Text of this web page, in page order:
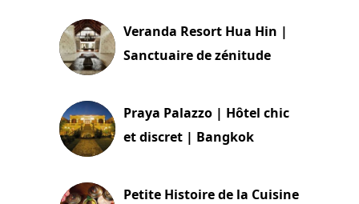
Veranda Resort Hua Hin |
Sanctuaire de zénitude
Praya Palazzo | Hôtel chic
et discret | Bangkok
Petite Histoire de la Cuisine